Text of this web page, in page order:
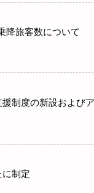
降旅客数について
制度の新設および
に制定